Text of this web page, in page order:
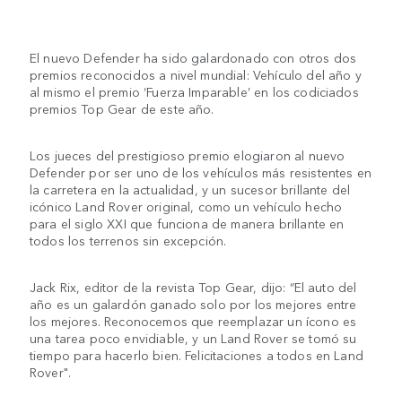
El nuevo Defender ha sido galardonado con otros dos
premios reconocidos a nivel mundial: Vehículo del año y
al mismo el premio ‘Fuerza Imparable’ en los codiciados
premios Top Gear de este año.
Los jueces del prestigioso premio elogiaron al nuevo
Defender por ser uno de los vehículos más resistentes en
la carretera en la actualidad, y un sucesor brillante del
icónico Land Rover original, como un vehículo hecho
para el siglo XXI que funciona de manera brillante en
todos los terrenos sin excepción.
Jack Rix, editor de la revista Top Gear, dijo: “El auto del
año es un galardón ganado solo por los mejores entre
los mejores. Reconocemos que reemplazar un ícono es
una tarea poco envidiable, y un Land Rover se tomó su
tiempo para hacerlo bien. Felicitaciones a todos en Land
Rover".